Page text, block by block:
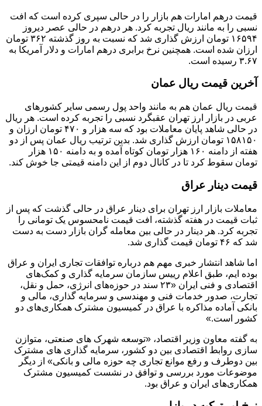
قیمت درهم امارات هم بازار را در حالی سپری کرده است که افت
نسبی را به مانند ریال تجربه کرد. هر درهم در حالی عصر دیروز
۱۶۵۹۴ تومان ارزش گذاری شد که نسبت به روز گذشته ۳۶۲ تومان
ارزان شده است. همچنین نرخ برابری درهم امارات و دلار آمریکا به
۳.۶۷ رسیده است.
آخرین قیمت ریال عمان
قیمت ریال عمان هم به مانند واحد پول رسمی سایر کشورهای
عربی در بازار ارز تهران عقبگرد نسبی را تجربه کرده است. هر ریال
در حالی شاهد پایان معاملات بود که سه هزار و ۴۷۰ تومان ارزان و
۱۵۸۱۵۰ تومان ارزش گذاری شد. بدین ترتیب ریال عمان پس از دو
هفته از دامنه ۱۶۰ هزار تومان کوتاه آمده و به دامنه ۱۵۰ هزار
تومان سقوط کرد تا در کانال دوم از این دامنه قیمتی جا خوش کند.
قیمت دینار عراق
معاملات بازار ارز تهران برای دینار عراق در حالی گذشت که پس از
ثبات قیمت در هفته گذشته، افت قیمت نامحسوس یک تومانی را
تجربه کرد. هر دینار در حالی بین معامله گران بازار دست به دست
شد که ۴۶ تومان قیمت گذاری شد.
اما شاهد انتشار خبری مهم هم درباره توافقات تجاری ایران و عراق
بوده ایم، طبق اعلام رییس سازمان سرمایه گذاری و کمک‌های
اقتصادی و فنی ایران «۲۳ سند در حوزه‌های انرژی، حمل و نقل،
تجارت، صدور خدمات فنی و مهندسی و سرمایه گذاری، مالی و
بانکی آماده مذاکره با عراق در کمیسیون مشترک همکاری‌های دو
کشور است.»
به گفته معاون وزیر اقتصاد، «توسعه شهرک های صنعتی، متوازن
سازی روابط اقتصادی بین دو کشور، سرمایه گذاری های مشترک
بین دوطرف و رفع موانع تجاری چه حوزه مالی و بانکی» از دیگر
موضوعات مورد بررسی و توافق در نشست کمیسیون مشترک
همکاری‌های ایران و عراق بود.